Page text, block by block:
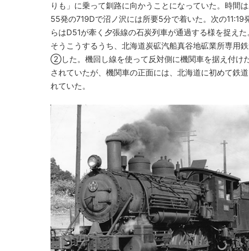
りも」に乗って釧路に向かうことになっていた。時間
55発の719Dで沼ノ沢には所要5分で着いた。次の
らはD51が牽く夕張線の石炭列車が通過する様を捉えた
そうこうするうち、北海道炭砿汽船真谷地砿業所専用
②した。機回し線を使って反対側に機関車を据え付
されていたが、機関車の正面には、北海道に初めて鉄
れていた。